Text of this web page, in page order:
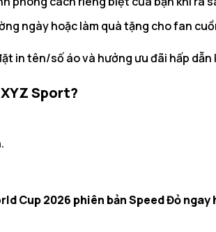
ngày hoặc làm quà tặng cho fan
in tên/số áo và hưởng ưu đãi hấp
Sport?
Cup 2026 phiên bản Speed Đỏ ngay